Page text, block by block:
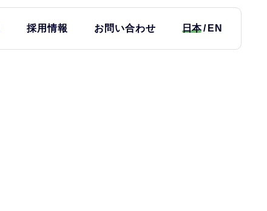
採用情報 お問い合わせ 日本 EN